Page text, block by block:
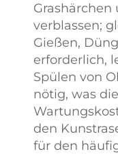
verblassen;
Gießen,
erforderlich,
Spülen von
nötig, was
den
für den